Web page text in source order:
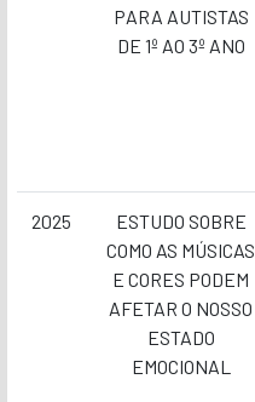
PARA AUTISTAS
DE 1º AO 3º ANO
2025
ESTUDO SOBRE
COMO AS MÚSICAS
E CORES PODEM
AFETAR O NOSSO
ESTADO
EMOCIONAL